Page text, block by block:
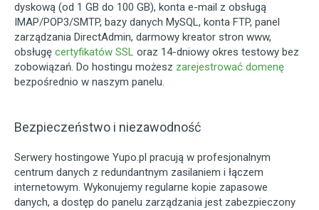
dyskową (od 1 GB do 100 GB), konta e-mail z obsługą
IMAP/POP3/SMTP, bazy danych MySQL, konta FTP, panel
zarządzania DirectAdmin, darmowy kreator stron www,
obsługę certyfikatów SSL oraz 14-dniowy okres testowy bez
zobowiązań. Do hostingu możesz zarejestrować domenę
bezpośrednio w naszym panelu.
Bezpieczeństwo i niezawodność
Serwery hostingowe Yupo.pl pracują w profesjonalnym
centrum danych z redundantnym zasilaniem i łączem
internetowym. Wykonujemy regularne kopie zapasowe
danych, a dostęp do panelu zarządzania jest zabezpieczony